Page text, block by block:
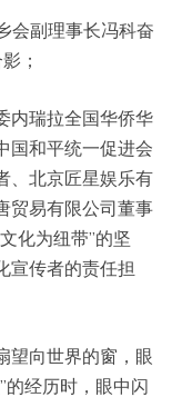
会副理事长冯科奋
；
内瑞拉全国华侨华
国和平统一促进会
、北京匠星娱乐有
贸易有限公司董事
化为纽带”的坚
宣传者的责任担
望向世界的窗，眼
的经历时，眼中闪